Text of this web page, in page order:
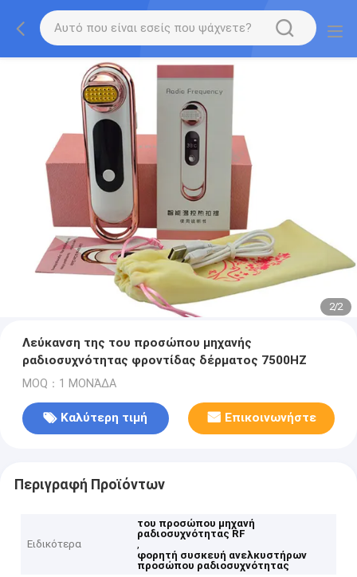
2/2
Λεύκανση της του προσώπου μηχανής
ραδιοσυχνότητας φροντίδας δέρματος 7500HZ
MOQ：1 ΜΟΝΆΔΑ
Καλύτερη τιμή Επικοινωνήστε
Περιγραφή Προϊόντων
Ειδικότερα
του προσώπου μηχανή
ραδιοσυχνότητας RF
,
φορητή συσκευή ανελκυστήρων
προσώπου ραδιοσυχνότητας